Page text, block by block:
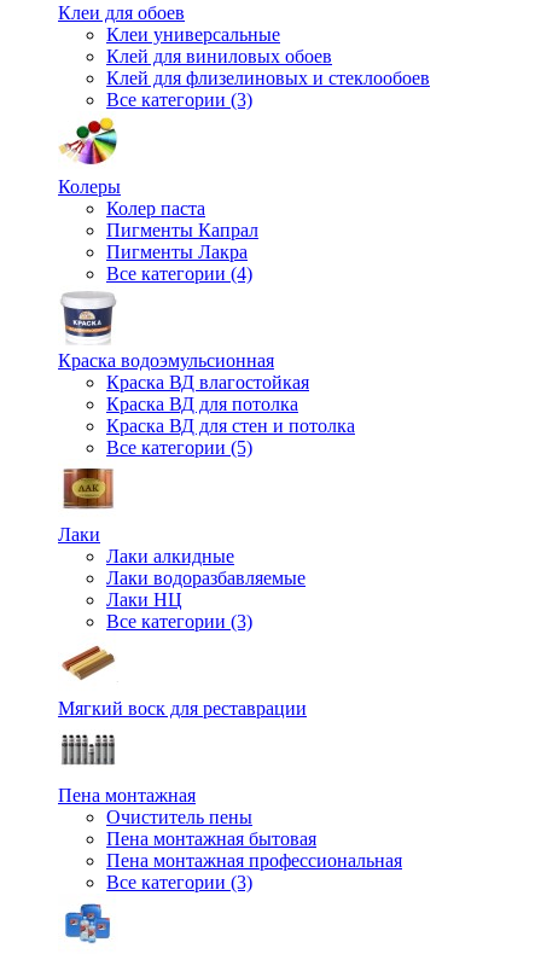
Клеи для обоев
Клеи универсальные
Клей для виниловых обоев
Клей для флизелиновых и стеклообоев
Все категории (3)
Колеры
Колер паста
Пигменты Капрал
Пигменты Лакра
Все категории (4)
Краска водоэмульсионная
Краска ВД влагостойкая
Краска ВД для потолка
Краска ВД для стен и потолка
Все категории (5)
Лаки
Лаки алкидные
Лаки водоразбавляемые
Лаки НЦ
Все категории (3)
Мягкий воск для реставрации
Пена монтажная
Очиститель пены
Пена монтажная бытовая
Пена монтажная профессиональная
Все категории (3)